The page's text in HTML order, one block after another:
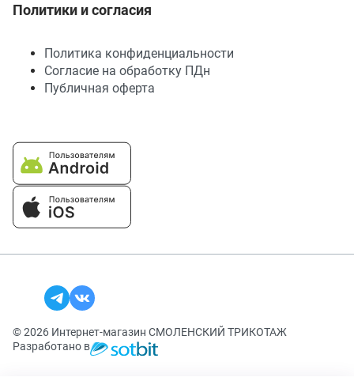
Политики и согласия
Политика конфиденциальности
Согласие на обработку ПДн
Публичная оферта
© 2026 Интернет-магазин СМОЛЕНСКИЙ ТРИКОТАЖ
Разработано в